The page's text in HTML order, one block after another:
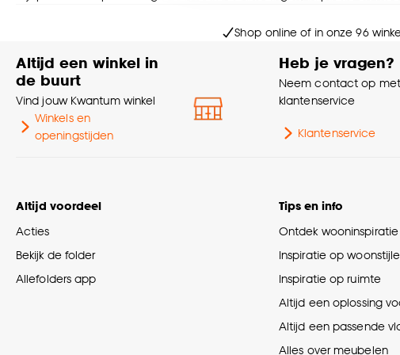
Goed om te weten is dat je
Shop online of in onze 96
Altijd een winkel in
de buurt
Vind jouw Kwantum winkel
Winkels en
openingstijden
Heb je vragen?
Neem contact op
klantenservice
Klantenservice
Altijd voordeel
Acties
Bekijk de folder
Allefolders app
Tips en info
Ontdek wooninspiratie
Inspiratie op
Inspiratie op ruimte
Altijd een oplossing
Altijd een passende
Alles over meubelen